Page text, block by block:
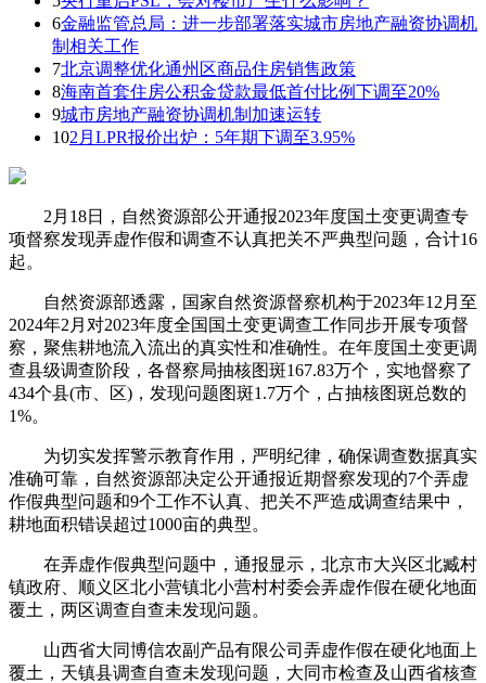
6金融监管总局：进一步部署落实城市房地产融资协调机
制相关工作
7北京调整优化通州区商品住房销售政策
8海南首套住房公积金贷款最低首付比例下调至20%
9城市房地产融资协调机制加速运转
102月LPR报价出炉：5年期下调至3.95%
2月18日，自然资源部公开通报2023年度国土变更调查专
项督察发现弄虚作假和调查不认真把关不严典型问题，合计16
起。
自然资源部透露，国家自然资源督察机构于2023年12月至
2024年2月对2023年度全国国土变更调查工作同步开展专项督
察，聚焦耕地流入流出的真实性和准确性。在年度国土变更调
查县级调查阶段，各督察局抽核图斑167.83万个，实地督察了
434个县(市、区)，发现问题图斑1.7万个，占抽核图斑总数的
1%。
为切实发挥警示教育作用，严明纪律，确保调查数据真实
准确可靠，自然资源部决定公开通报近期督察发现的7个弄虚
作假典型问题和9个工作不认真、把关不严造成调查结果中，
耕地面积错误超过1000亩的典型。
在弄虚作假典型问题中，通报显示，北京市大兴区北臧村
镇政府、顺义区北小营镇北小营村村委会弄虚作假在硬化地面
覆土，两区调查自查未发现问题。
山西省大同博信农副产品有限公司弄虚作假在硬化地面上
覆土，天镇县调查自查未发现问题，大同市检查及山西省核查